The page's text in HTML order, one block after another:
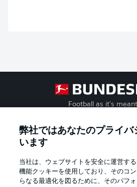
Football as it's
弊社ではあなたのプライバ
います
当社は、ウェブサイトを安全に運営す
機能クッキーを使用しており、そのコ
らなる最適化を図るために、そのパフ